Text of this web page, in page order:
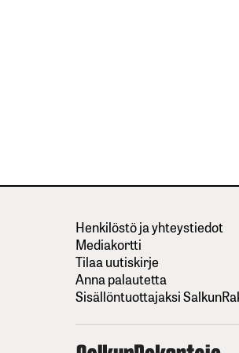
Henkilöstö ja yhteystiedot
Mediakortti
Tilaa uutiskirje
Anna palautetta
Sisällöntuottajaksi